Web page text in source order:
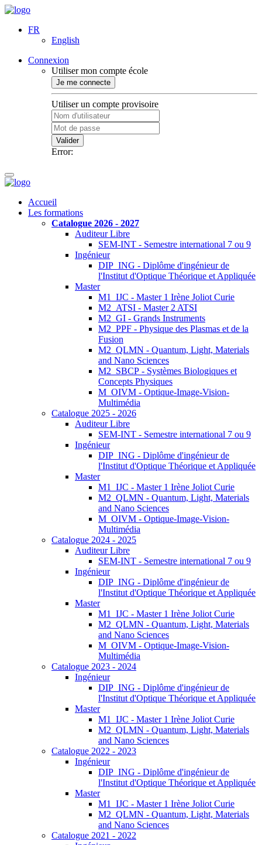
FR
English
Connexion
Utiliser mon compte école
Je me connecte
Utiliser un compte provisoire
Valider
Error:
Accueil
Les formations
Catalogue 2026 - 2027
Auditeur Libre
SEM-INT - Semestre international 7 ou 9
Ingénieur
DIP_ING - Diplôme d'ingénieur de
l'Institut d'Optique Théorique et Appliquée
Master
M1_IJC - Master 1 Irène Joliot Curie
M2_ATSI - Master 2 ATSI
M2_GI - Grands Instruments
M2_PPF - Physique des Plasmas et de la
Fusion
M2_QLMN - Quantum, Light, Materials
and Nano Sciences
M2_SBCP - Systèmes Biologiques et
Concepts Physiques
M_OIVM - Optique-Image-Vision-
Multimédia
Catalogue 2025 - 2026
Auditeur Libre
SEM-INT - Semestre international 7 ou 9
Ingénieur
DIP_ING - Diplôme d'ingénieur de
l'Institut d'Optique Théorique et Appliquée
Master
M1_IJC - Master 1 Irène Joliot Curie
M2_QLMN - Quantum, Light, Materials
and Nano Sciences
M_OIVM - Optique-Image-Vision-
Multimédia
Catalogue 2024 - 2025
Auditeur Libre
SEM-INT - Semestre international 7 ou 9
Ingénieur
DIP_ING - Diplôme d'ingénieur de
l'Institut d'Optique Théorique et Appliquée
Master
M1_IJC - Master 1 Irène Joliot Curie
M2_QLMN - Quantum, Light, Materials
and Nano Sciences
M_OIVM - Optique-Image-Vision-
Multimédia
Catalogue 2023 - 2024
Ingénieur
DIP_ING - Diplôme d'ingénieur de
l'Institut d'Optique Théorique et Appliquée
Master
M1_IJC - Master 1 Irène Joliot Curie
M2_QLMN - Quantum, Light, Materials
and Nano Sciences
Catalogue 2022 - 2023
Ingénieur
DIP_ING - Diplôme d'ingénieur de
l'Institut d'Optique Théorique et Appliquée
Master
M1_IJC - Master 1 Irène Joliot Curie
M2_QLMN - Quantum, Light, Materials
and Nano Sciences
Catalogue 2021 - 2022